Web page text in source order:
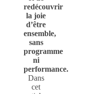
redécouvrir
la joie
d’être
ensemble,
sans
programme
ni
performance.
Dans
cet